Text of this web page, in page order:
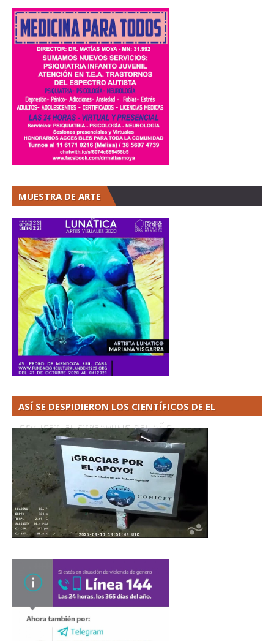
MUESTRA DE ARTE
ASÍ SE DESPIDIERON LOS CIENTÍFICOS DE EL
CONICET. EL STREAMING DEL AÑO